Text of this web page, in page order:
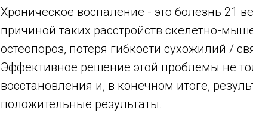
Хроническое воспаление - это болезнь 21
причиной таких расстройств скелетно-
остеопороз, потеря гибкости сухожилий /
Эффективное решение этой проблемы не
восстановления и, в конечном итоге,
положительные результаты.